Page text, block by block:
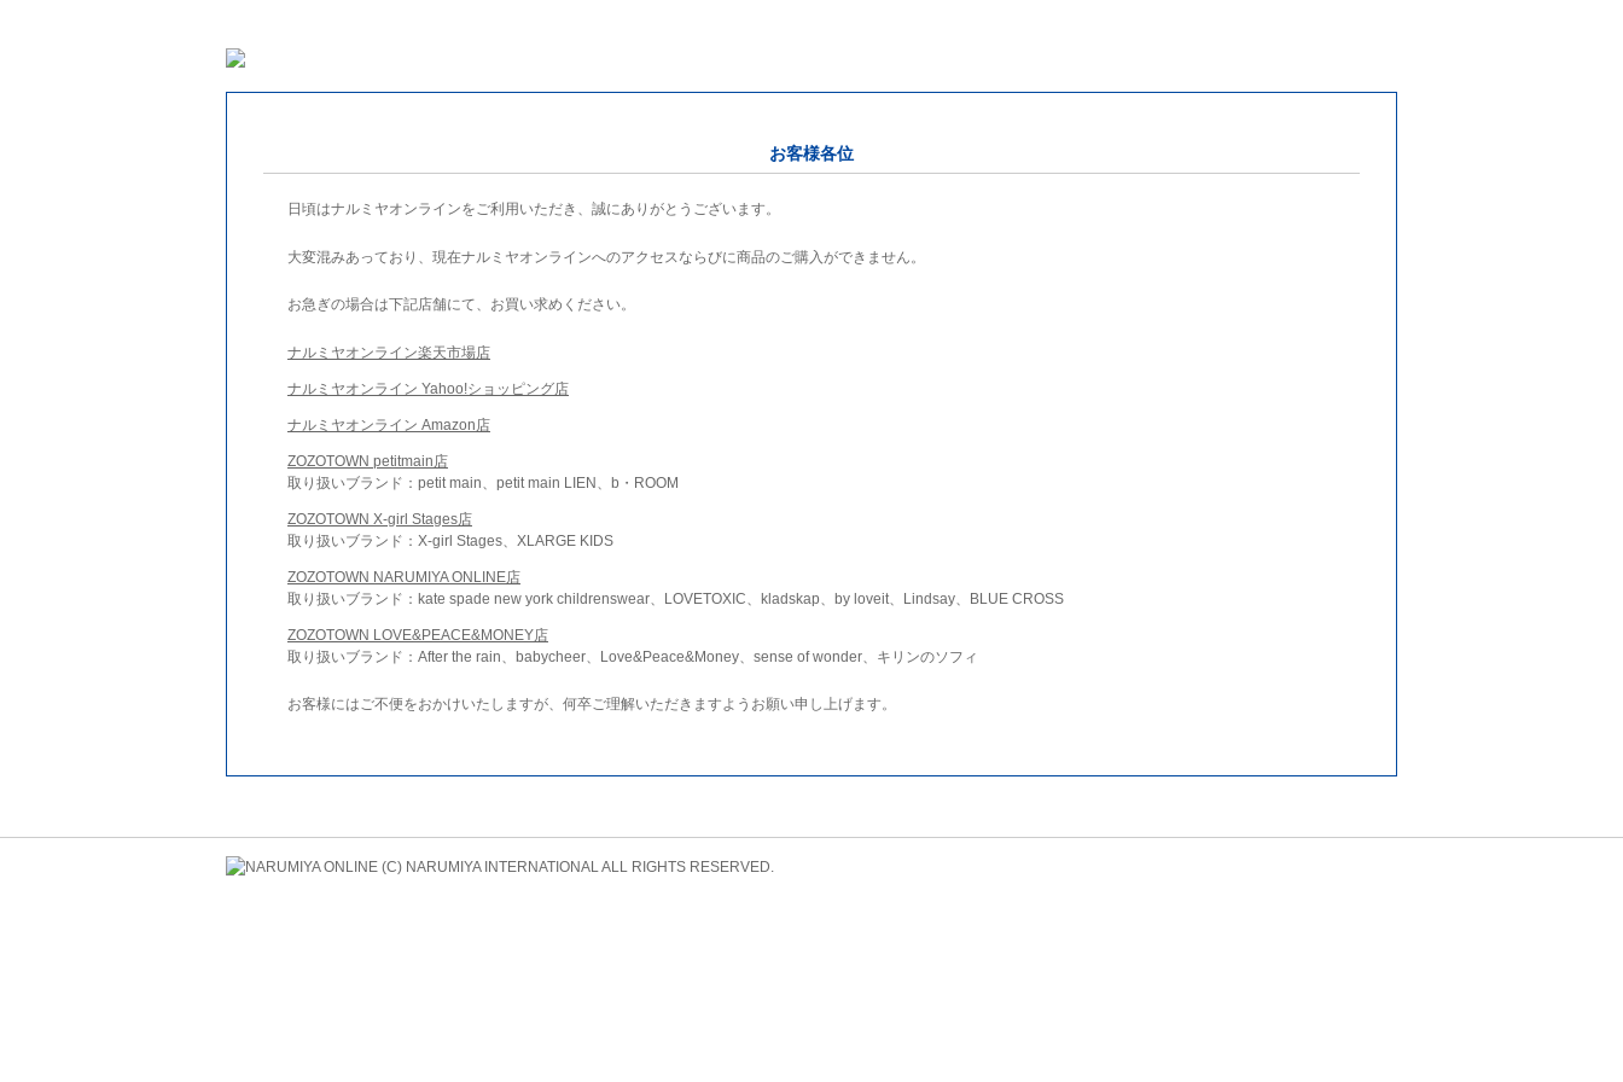
お客様各位
日頃はナルミヤオンラインをご利用いただき、誠にありがとうございます。
大変混みあっており、現在ナルミヤオンラインへのアクセスならびに商品のご購入ができません。
お急ぎの場合は下記店舗にて、お買い求めください。
ナルミヤオンライン楽天市場店
ナルミヤオンライン Yahoo!ショッピング店
ナルミヤオンライン Amazon店
ZOZOTOWN petitmain店
取り扱いブランド：petit main、petit main LIEN、b・ROOM
ZOZOTOWN X-girl Stages店
取り扱いブランド：X-girl Stages、XLARGE KIDS
ZOZOTOWN NARUMIYA ONLINE店
取り扱いブランド：kate spade new york childrenswear、LOVETOXIC、kladskap、by loveit、Lindsay、BLUE CROSS
ZOZOTOWN LOVE&PEACE&MONEY店
取り扱いブランド：After the rain、babycheer、Love&Peace&Money、sense of wonder、キリンのソフィ
お客様にはご不便をおかけいたしますが、何卒ご理解いただきますようお願い申し上げます。